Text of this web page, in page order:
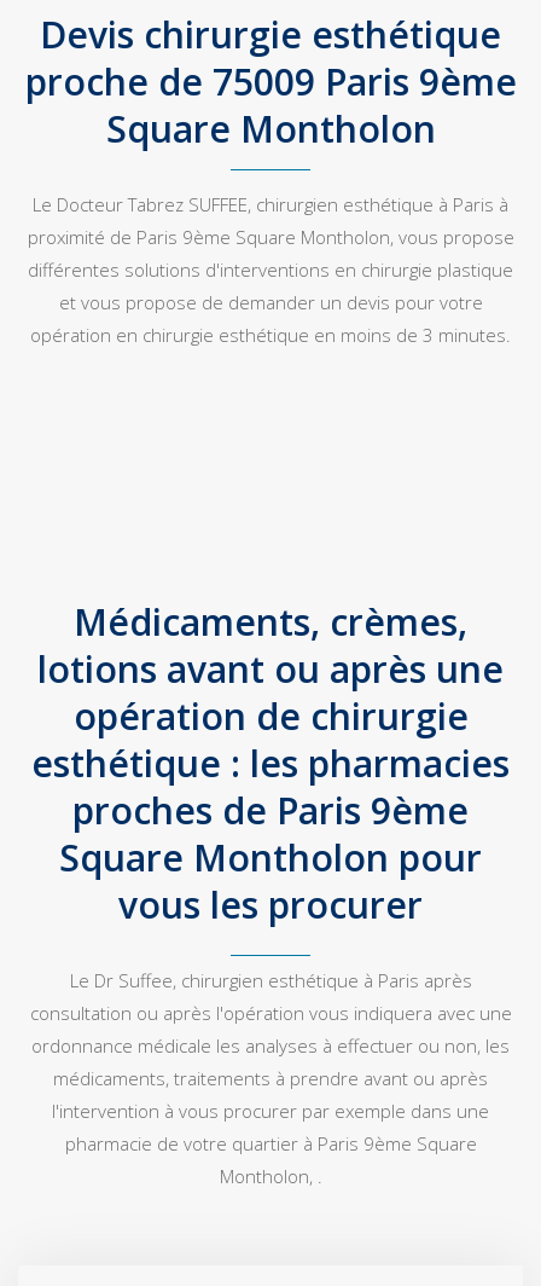
Devis chirurgie esthétique
proche de 75009 Paris 9ème
Square Montholon
Le Docteur Tabrez SUFFEE, chirurgien esthétique à Paris à
proximité de Paris 9ème Square Montholon, vous propose
différentes solutions d'interventions en chirurgie plastique
et vous propose de demander un devis pour votre
opération en chirurgie esthétique en moins de 3 minutes.
Médicaments, crèmes,
lotions avant ou après une
opération de chirurgie
esthétique : les pharmacies
proches de Paris 9ème
Square Montholon pour
vous les procurer
Le Dr Suffee, chirurgien esthétique à Paris après
consultation ou après l'opération vous indiquera avec une
ordonnance médicale les analyses à effectuer ou non, les
médicaments, traitements à prendre avant ou après
l'intervention à vous procurer par exemple dans une
pharmacie de votre quartier à Paris 9ème Square
Montholon, .